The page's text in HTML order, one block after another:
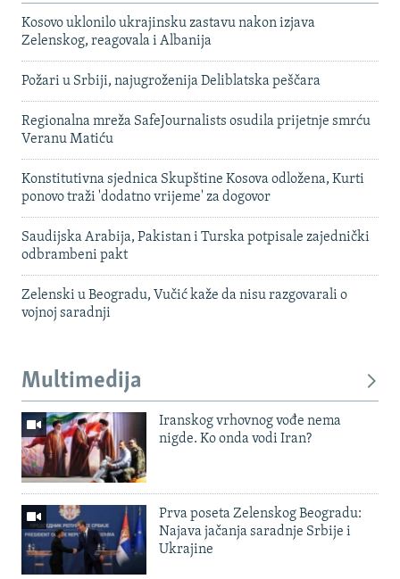
Kosovo uklonilo ukrajinsku zastavu nakon izjava
Zelenskog, reagovala i Albanija
Požari u Srbiji, najugroženija Deliblatska peščara
Regionalna mreža SafeJournalists osudila prijetnje smrću
Veranu Matiću
Konstitutivna sjednica Skupštine Kosova odložena, Kurti
ponovo traži 'dodatno vrijeme' za dogovor
Saudijska Arabija, Pakistan i Turska potpisale zajednički
odbrambeni pakt
Zelenski u Beogradu, Vučić kaže da nisu razgovarali o
vojnoj saradnji
Multimedija
Iranskog vrhovnog vođe nema
nigde. Ko onda vodi Iran?
Prva poseta Zelenskog Beogradu:
Najava jačanja saradnje Srbije i
Ukrajine